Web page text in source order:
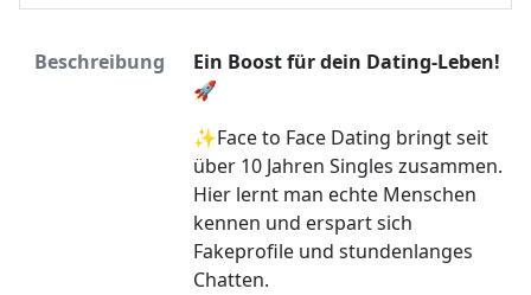
Beschreibung
Ein Boost für dein Dating-Leben!
🚀
✨Face to Face Dating bringt seit
über 10 Jahren Singles zusammen.
Hier lernt man echte Menschen
kennen und erspart sich
Fakeprofile und stundenlanges
Chatten.